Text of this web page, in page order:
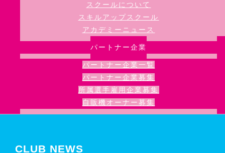
スクールについて
スキルアップスクール
アカデミーニュース
パートナー企業
パートナー企業一覧
パートナー企業募集
所属選手雇用企業募集
自販機オーナー募集
CLUB NEWS